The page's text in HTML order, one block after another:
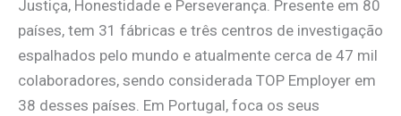
Justiça, Honestidade e Perseverança. Presente em 80
países, tem 31 fábricas e três centros de investigação
espalhados pelo mundo e atualmente cerca de 47 mil
colaboradores, sendo considerada TOP Employer em
38 desses países. Em Portugal, foca os seus